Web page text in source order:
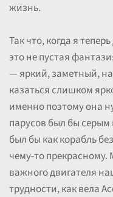
жизнь.
Так что, когда я
это не пустая
— яркий, заметный,
казаться слишком
именно поэтому она
парусов был бы
был бы как корабль
чему-то прекрасному.
важного двигателя
трудности, как вела